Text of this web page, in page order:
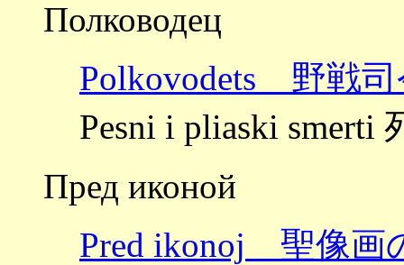
Полководец
Polkovodets 野戦司
Pesni i pliaski smerti
Пред иконой
Pred ikonoj 聖像画